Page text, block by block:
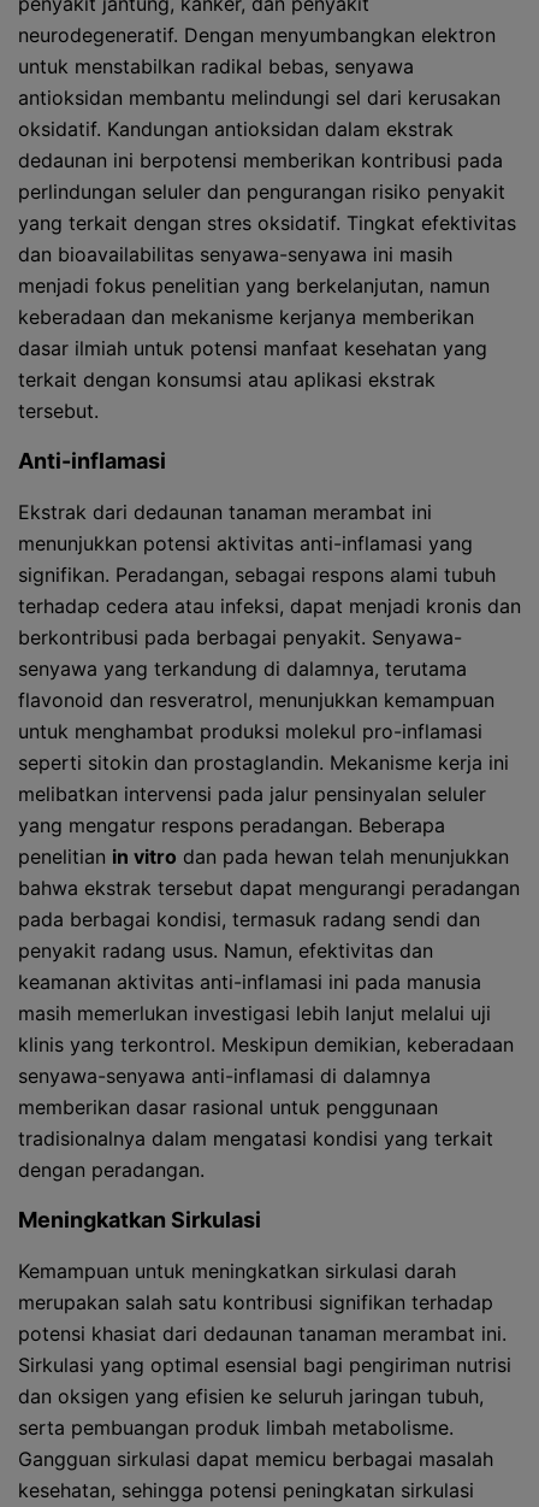
neurodegeneratif. Dengan menyumbangkan elektron
untuk menstabilkan radikal bebas, senyawa
antioksidan membantu melindungi sel dari kerusakan
oksidatif. Kandungan antioksidan dalam ekstrak
dedaunan ini berpotensi memberikan kontribusi pada
perlindungan seluler dan pengurangan risiko penyakit
yang terkait dengan stres oksidatif. Tingkat efektivitas
dan bioavailabilitas senyawa-senyawa ini masih
menjadi fokus penelitian yang berkelanjutan, namun
keberadaan dan mekanisme kerjanya memberikan
dasar ilmiah untuk potensi manfaat kesehatan yang
terkait dengan konsumsi atau aplikasi ekstrak
tersebut.
Anti-inflamasi
Ekstrak dari dedaunan tanaman merambat ini
menunjukkan potensi aktivitas anti-inflamasi yang
signifikan. Peradangan, sebagai respons alami tubuh
terhadap cedera atau infeksi, dapat menjadi kronis dan
berkontribusi pada berbagai penyakit. Senyawa-
senyawa yang terkandung di dalamnya, terutama
flavonoid dan resveratrol, menunjukkan kemampuan
untuk menghambat produksi molekul pro-inflamasi
seperti sitokin dan prostaglandin. Mekanisme kerja ini
melibatkan intervensi pada jalur pensinyalan seluler
yang mengatur respons peradangan. Beberapa
penelitian in vitro dan pada hewan telah menunjukkan
bahwa ekstrak tersebut dapat mengurangi peradangan
pada berbagai kondisi, termasuk radang sendi dan
penyakit radang usus. Namun, efektivitas dan
keamanan aktivitas anti-inflamasi ini pada manusia
masih memerlukan investigasi lebih lanjut melalui uji
klinis yang terkontrol. Meskipun demikian, keberadaan
senyawa-senyawa anti-inflamasi di dalamnya
memberikan dasar rasional untuk penggunaan
tradisionalnya dalam mengatasi kondisi yang terkait
dengan peradangan.
Meningkatkan Sirkulasi
Kemampuan untuk meningkatkan sirkulasi darah
merupakan salah satu kontribusi signifikan terhadap
potensi khasiat dari dedaunan tanaman merambat ini.
Sirkulasi yang optimal esensial bagi pengiriman nutrisi
dan oksigen yang efisien ke seluruh jaringan tubuh,
serta pembuangan produk limbah metabolisme.
Gangguan sirkulasi dapat memicu berbagai masalah
kesehatan, sehingga potensi peningkatan sirkulasi